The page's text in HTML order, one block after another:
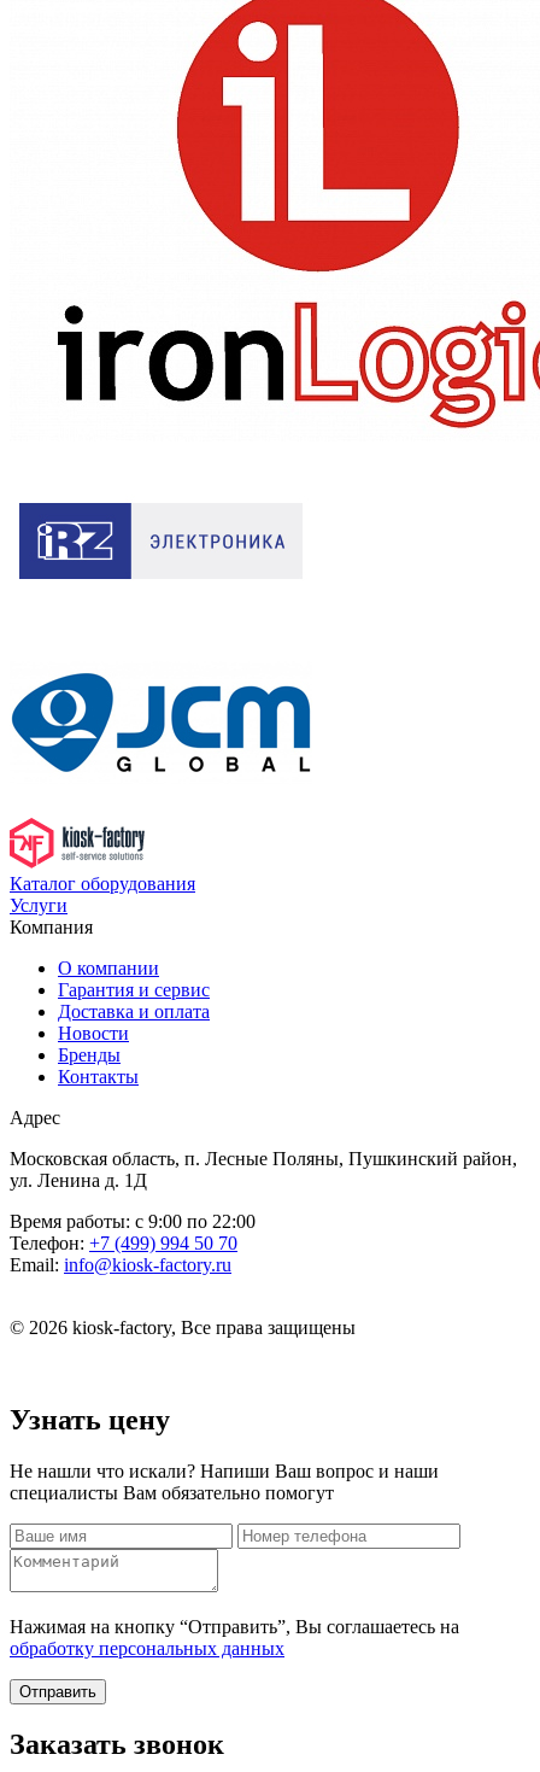
Каталог оборудования
Услуги
Компания
О компании
Гарантия и сервис
Доставка и оплата
Новости
Бренды
Контакты
Адрес
Московская область, п. Лесные Поляны, Пушкинский район,
ул. Ленина д. 1Д
Время работы: с 9:00 по 22:00
Телефон: +7 (499) 994 50 70
Email: info@kiosk-factory.ru
© 2026 kiosk-factory, Все права защищены
Узнать цену
Не нашли что искали? Напиши Ваш вопрос и наши
специалисты Вам обязательно помогут
Нажимая на кнопку “Отправить”, Вы соглашаетесь на
обработку персональных данных
Отправить
Заказать звонок